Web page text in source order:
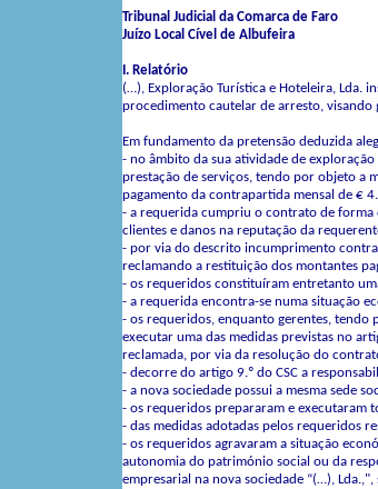
Tribunal Judicial da Comarca de Faro
Juízo Local Cível de Albufeira
I. Relatório
(…), Exploração Turística e Hoteleira, Lda.
procedimento cautelar de arresto,
Em fundamento da pretensão deduzida
- no âmbito da sua atividade de
prestação de serviços, tendo por objeto a
pagamento da contrapartida mensal de €
- a requerida cumpriu o contrato de forma
clientes e danos na reputação da
- por via do descrito incumprimento
reclamando a restituição dos montantes
- os requeridos constituíram entretanto
- a requerida encontra-se numa situação
- os requeridos, enquanto gerentes, tendo
executar uma das medidas previstas no
reclamada, por via da resolução do
- decorre do artigo 9.º do CSC a
- a nova sociedade possui a mesma sede
- os requeridos prepararam e executaram
- das medidas adotadas pelos requeridos
- os requeridos agravaram a situação
autonomia do património social ou da
empresarial na nova sociedade “(…),